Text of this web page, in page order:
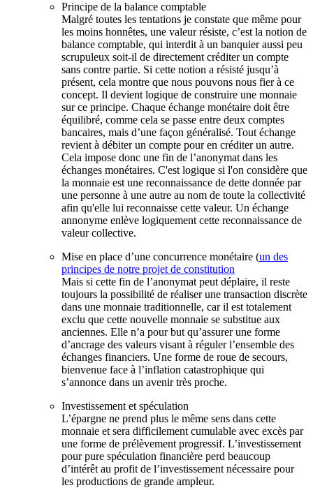
Principe de la balance comptable
Malgré toutes les tentations je constate que même pour
les moins honnêtes, une valeur résiste, c’est la notion de
balance comptable, qui interdit à un banquier aussi peu
scrupuleux soit-il de directement créditer un compte
sans contre partie. Si cette notion a résisté jusqu’à
présent, cela montre que nous pouvons nous fier à ce
concept. Il devient logique de construire une monnaie
sur ce principe. Chaque échange monétaire doit être
équilibré, comme cela se passe entre deux comptes
bancaires, mais d’une façon généralisé. Tout échange
revient à débiter un compte pour en créditer un autre.
Cela impose donc une fin de l’anonymat dans les
échanges monétaires. C'est logique si l'on considère que
la monnaie est une reconnaissance de dette donnée par
une personne à une autre au nom de toute la collectivité
afin qu'elle lui reconnaisse cette valeur. Un échange
annonyme enlève logiquement cette reconnaissance de
valeur collective.
Mise en place d’une concurrence monétaire (un des
principes de notre projet de constitution
Mais si cette fin de l’anonymat peut déplaire, il reste
toujours la possibilité de réaliser une transaction discrète
dans une monnaie traditionnelle, car il est totalement
exclu que cette nouvelle monnaie se substitue aux
anciennes. Elle n’a pour but qu’assurer une forme
d’ancrage des valeurs visant à réguler l’ensemble des
échanges financiers. Une forme de roue de secours,
bienvenue face à l’inflation catastrophique qui
s’annonce dans un avenir très proche.
Investissement et spéculation
L’épargne ne prend plus le même sens dans cette
monnaie et sera difficilement cumulable avec excès par
une forme de prélèvement progressif. L’investissement
pour pure spéculation financière perd beaucoup
d’intérêt au profit de l’investissement nécessaire pour
les productions de grande ampleur.